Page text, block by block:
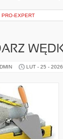
PRO-EXPERT
LUT - 25 - 2026